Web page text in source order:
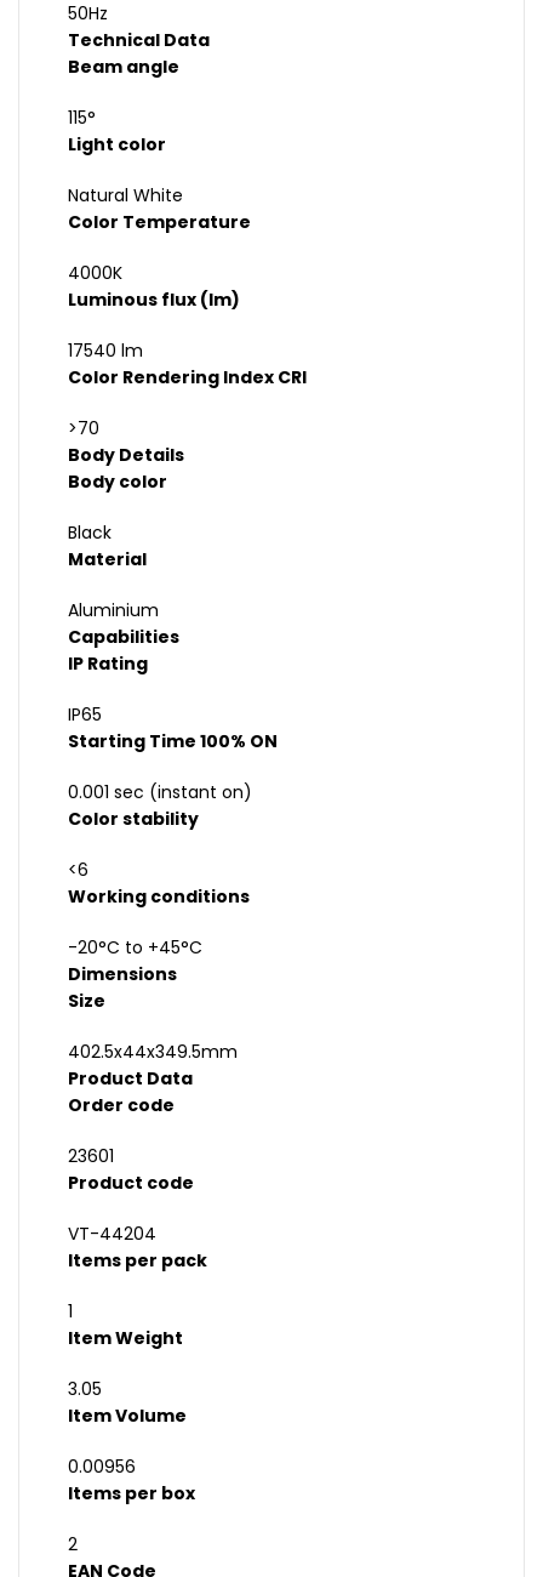
50Hz
Technical Data
Beam angle
115°
Light color
Natural White
Color Temperature
4000K
Luminous flux (lm)
17540 lm
Color Rendering Index CRI
>70
Body Details
Body color
Black
Material
Aluminium
Capabilities
IP Rating
IP65
Starting Time 100% ON
0.001 sec (instant on)
Color stability
<6
Working conditions
-20°C to +45°C
Dimensions
Size
402.5x44x349.5mm
Product Data
Order code
23601
Product code
VT-44204
Items per pack
1
Item Weight
3.05
Item Volume
0.00956
Items per box
2
EAN Code